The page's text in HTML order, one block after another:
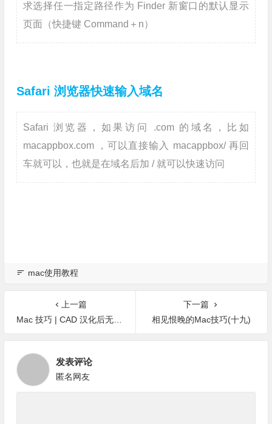
求选择任一指定路径作为 Finder 新窗口的默认显示
页面（快捷键 Command＋n）
Safari 浏览器快速输入域名
Safari 浏览器，如果访问 .com 的域名，比如
macappbox.com ，可以直接输入 macappbox/ 再回
车就可以，也就是在域名后加 / 就可以快速访问
mac使用教程
上一篇
Mac 技巧 | CAD 汉化后无法新建模板怎么办？
下一篇
相见恨晚的Mac技巧(十九)
发表评论
匿名网友